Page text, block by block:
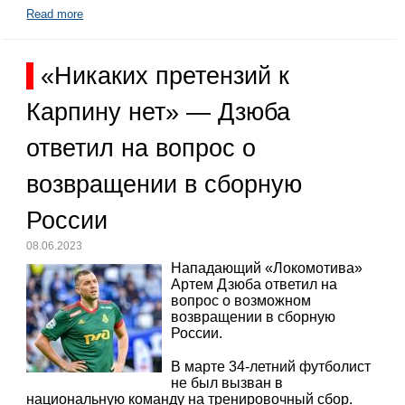
Read more
«Никаких претензий к
Карпину нет» — Дзюба
ответил на вопрос о
возвращении в сборную
России
08.06.2023
Нападающий «Локомотива»
Артем Дзюба ответил на
вопрос о возможном
возвращении в сборную
России.
В марте 34-летний футболист
не был вызван в
национальную команду на тренировочный сбор.